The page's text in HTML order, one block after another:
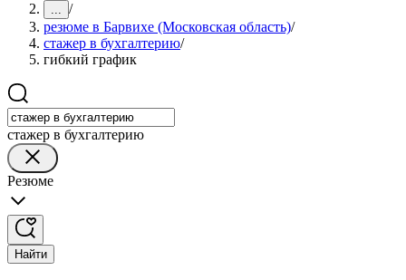
... /
резюме в Барвихе (Московская область)/
стажер в бухгалтерию/
гибкий график
стажер в бухгалтерию
Резюме
Найти